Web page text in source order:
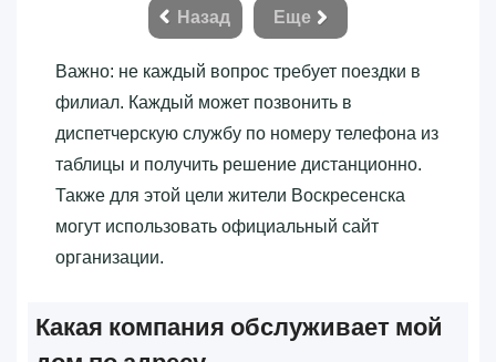
Назад
Еще
Важно: не каждый вопрос требует поездки в
филиал. Каждый может позвонить в
диспетчерскую службу по номеру телефона из
таблицы и получить решение дистанционно.
Также для этой цели жители Воскресенска
могут использовать официальный сайт
организации.
Какая компания обслуживает мой